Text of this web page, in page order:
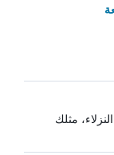
مثلك